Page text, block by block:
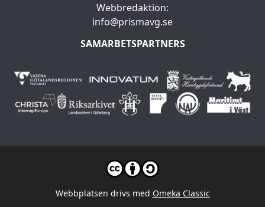
Webbredaktion:
info@prismavg.se
SAMARBETSPARTNERS
Webbplatsen drivs med Omeka Classic